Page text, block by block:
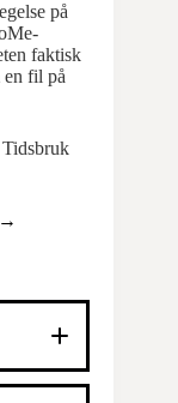
på
faktisk
en fil på
→